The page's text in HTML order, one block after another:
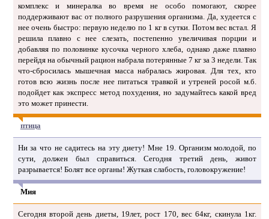
комплекс и минералка во время не особо помогают, скорее
поддерживают вас от полного разрушения организма. Да, худеется с
нее очень быстро: первую неделю по 1 кг в сутки. Потом вес встал. Я
решила плавно с нее слезать, постепенно увеличивая порции и
добавляя по половинке кусочка черного хлеба, однако даже плавно
перейдя на обычный рацион набрала потерянные 7 кг за 3 недели. Так
что-сбросилась мышечная масса набралась жировая. Для тех, кто
готов всю жизнь после нее питаться травкой и утреней росой м.б.
подойдет как экспресс метод похудения, но задумайтесь какой вред
это может принести.
птица
Ни за что не садитесь на эту диету! Мне 19. Организм молодой, по
сути, должен был справиться. Сегодня третий день, живот
разрывается! Болят все органы! Жуткая слабость, головокружение!
Мия
Сегодня второй день диеты, 19лет, рост 170, вес 64кг, скинула 1кг.